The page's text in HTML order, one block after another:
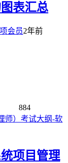
表汇总
2年前
884
项目管理